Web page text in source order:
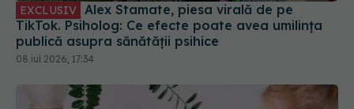
08 iul 2026, 17:34